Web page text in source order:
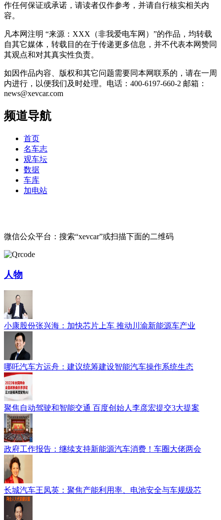
作任何保证或承诺，请读者仅作参考，并请自行核实相关内
容。
凡本网注明 “来源：XXX（非我爱电车网）”的作品，均转载
自其它媒体，转载目的在于传递更多信息，并不代表本网赞同
其观点和对其真实性负责。
如因作品内容、版权和其它问题需要同本网联系的，请在一周
内进行，以便我们及时处理。电话：400-6197-660-2 邮箱：
news@xevcar.com
频道导航
首页
名车志
观车坛
数据
车库
加电站
微信公众平台：搜索“xevcar”或扫描下面的二维码
人物
小康股份张兴海：加快芯片上车 推动川渝新能源车产业
哪吒汽车方运舟：建议统筹建设智能汽车操作系统生态
聚焦自动驾驶和智能交通 百度创始人李彦宏提交3大提案
政府工作报告：继续支持新能源汽车消费！车圈大佬两会
长城汽车王凤英：聚焦产能利用率、电池安全与车规级芯